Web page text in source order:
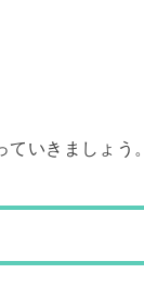
いきましょう。